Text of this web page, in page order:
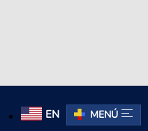
EN MENÚ